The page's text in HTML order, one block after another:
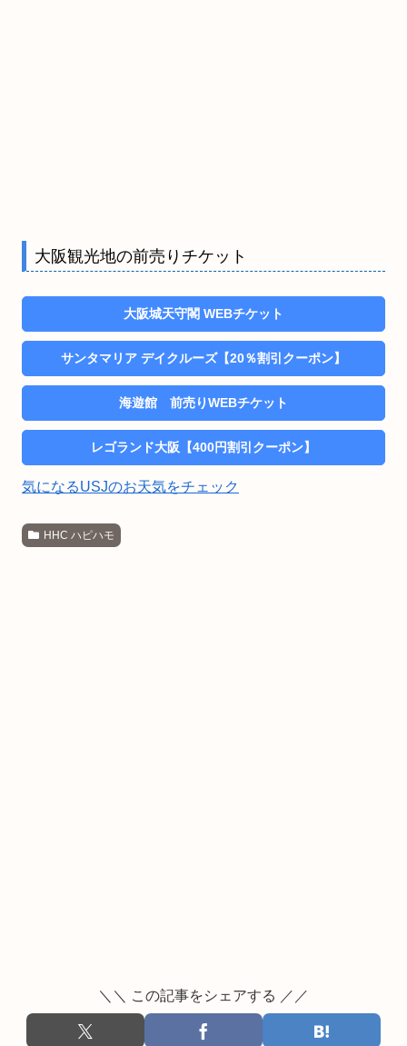
大阪観光地の前売りチケット
大阪城天守閣 WEBチケット
サンタマリア デイクルーズ【20％割引クーポン】
海遊館 前売りWEBチケット
レゴランド大阪【400円割引クーポン】
気になるUSJのお天気をチェック
HHC ハピハモ
＼＼ この記事をシェアする ／／